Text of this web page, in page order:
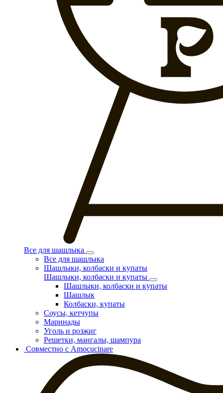
Все для шашлыка
Все для шашлыка
Шашлыки, колбаски и купаты
Шашлыки, колбаски и купаты
Шашлыки, колбаски и купаты
Шашлык
Колбаски, купаты
Соусы, кетчупы
Маринады
Уголь и розжиг
Решетки, мангалы, шампура
Совместно с Amocucinare